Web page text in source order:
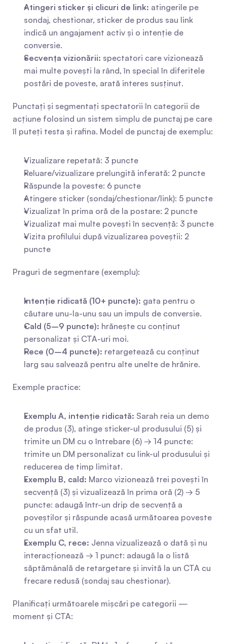
Atingeri sticker și clicuri de link: atingerile pe
sondaj, chestionar, sticker de produs sau link
indică un angajament activ și o intenție de
conversie.
Secvența vizionării: spectatori care vizionează
mai multe povești la rând, în special în diferitele
postări de poveste, arată interes susținut.
Punctați și segmentați spectatorii în categorii de
acțiune folosind un sistem simplu de punctaj pe care
îl puteți testa și rafina. Model de punctaj de exemplu:
Vizualizare repetată: 3 puncte
Reluare/vizualizare prelungită inferată: 2 puncte
Răspunde la poveste: 6 puncte
Atingere sticker (sondaj/chestionar/link): 5 puncte
Vizualizat în prima oră de la postare: 2 puncte
Vizualizat mai multe povești în secvență: 3 puncte
Vizita profilului după vizualizarea poveștii: 2
puncte
Praguri de segmentare (exemplu):
Intenție ridicată (10+ puncte): gata pentru o
căutare unu-la-unu sau un impuls de conversie.
Cald (5–9 puncte): hrănește cu conținut
personalizat și CTA-uri moi.
Rece (0–4 puncte): retargetează cu conținut
larg sau salvează pentru alte unelte de hrănire.
Exemple practice:
Exemplu A, intenție ridicată: Sarah reia un demo
de produs (3), atinge sticker-ul produsului (5) și
trimite un DM cu o întrebare (6) → 14 puncte:
trimite un DM personalizat cu link-ul produsului și
reducerea de timp limitat.
Exemplu B, cald: Marco vizionează trei povești în
secvență (3) și vizualizează în prima oră (2) → 5
puncte: adaugă într-un drip de secvență a
poveștilor și răspunde acasă următoarea poveste
cu un sfat util.
Exemplu C, rece: Jenna vizualizează o dată și nu
interacționează → 1 punct: adaugă la o listă
săptămânală de retargetare și invită la un CTA cu
frecare redusă (sondaj sau chestionar).
Planificați următoarele mișcări pe categorii —
moment și CTA: